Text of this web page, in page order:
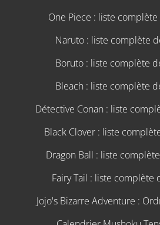
One Piece : liste
Naruto : liste complète
Boruto : liste complète
Bleach : liste complète
Détective Conan : liste
Black Clover : liste
Dragon Ball : liste
Fairy Tail : liste complète
Jojo's Bizarre Adventure :